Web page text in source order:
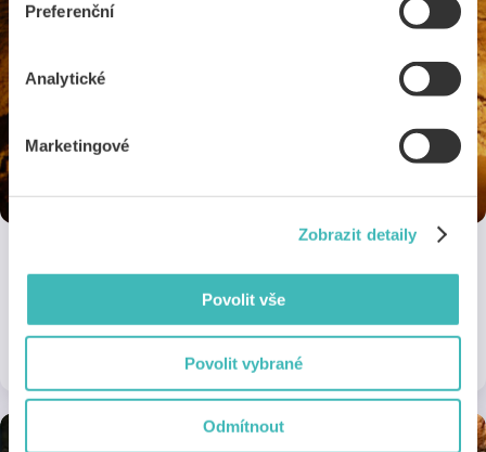
Preferenční
Analytické
Marketingové
Zobrazit detaily
Povolit vše
Povolit vybrané
Odmítnout
Vstup do jeskyní za snížené vstupné.